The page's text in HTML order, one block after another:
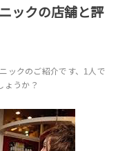
ックの店舗と評
ックのご紹介です、1人で
ょうか？